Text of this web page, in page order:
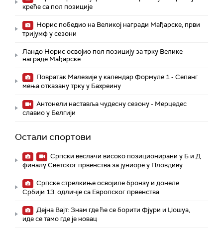
креће са пол позиције
Норис победио на Великој награди Мађарске, први
тријумф у сезони
Ландо Норис освојио пол позицију за трку Велике
награде Мађарске
Повратак Малезије у календар Формуле 1 - Сепанг
мења отказану трку у Бахреину
Aнтонели наставља чудесну сезону - Мерцедес
славио у Белгији
Остали спортови
Српски веслачи високо позиционирани у Б и Д
финалу Светског првенства за јуниоре у Пловдиву
Српске стрелкиње освојиле бронзу и донеле
Србији 13. одличје са Европског првенства
Дејна Вајт: Знам где ће се борити Фјури и Џошуа,
иде се тамо где је новац